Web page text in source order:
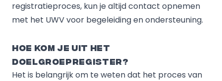
registratieproces, kun je altijd contact opnemen
met het UWV voor begeleiding en ondersteuning.
Hoe kom je uit het
doelgroepregister?
Het is belangrijk om te weten dat het proces van